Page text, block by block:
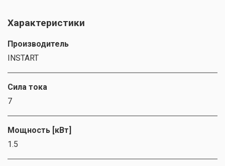
Характеристики
Производитель
INSTART
Сила тока
7
Мощность [кВт]
1.5